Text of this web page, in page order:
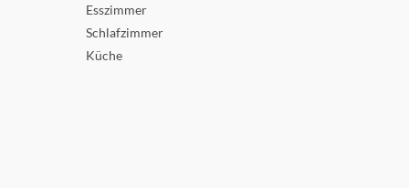
Esszimmer
Schlafzimmer
Küche